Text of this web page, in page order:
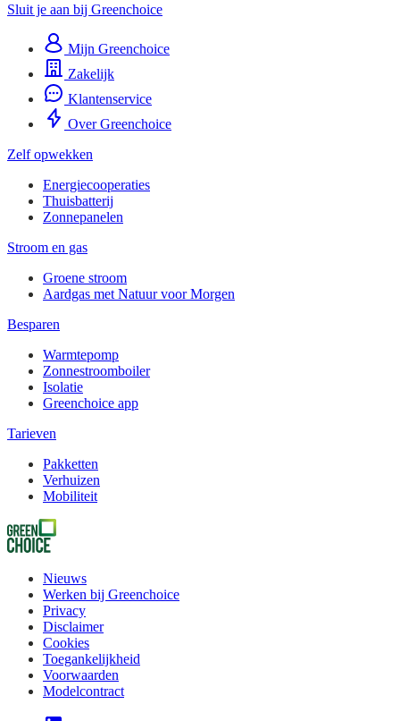
Sluit je aan bij Greenchoice
Mijn Greenchoice
Zakelijk
Klantenservice
Over Greenchoice
Zelf opwekken
Energiecooperaties
Thuisbatterij
Zonnepanelen
Stroom en gas
Groene stroom
Aardgas met Natuur voor Morgen
Besparen
Warmtepomp
Zonnestroomboiler
Isolatie
Greenchoice app
Tarieven
Pakketten
Verhuizen
Mobiliteit
Nieuws
Werken bij Greenchoice
Privacy
Disclaimer
Cookies
Toegankelijkheid
Voorwaarden
Modelcontract